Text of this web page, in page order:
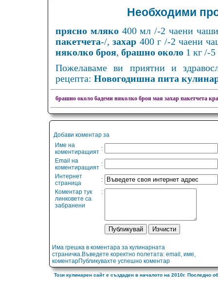
Необходими
прясно мляко400 мл /-2 чаени
пакетчета-/,захар 400 г /-2 чаени
няколко броя, брашно около 1 кг /-
Пожелаваме ви приятни и
рецепта: Новогодишна пита
брашно около бадеми няколко броя мая захар пакетчета
Добави коментар за
Име на
коментиращият :
Email на
коментиращият :
Интернет
страница
:
Коментар тук
линковете са
забранени
:
Има грешка в коментара за кулинарната
страничка.Въведете коректно полетата: email, име,
коментарПубликувахте успешно коментар
Този кулинарен сайт е създаден в началото на 2010г. Последно